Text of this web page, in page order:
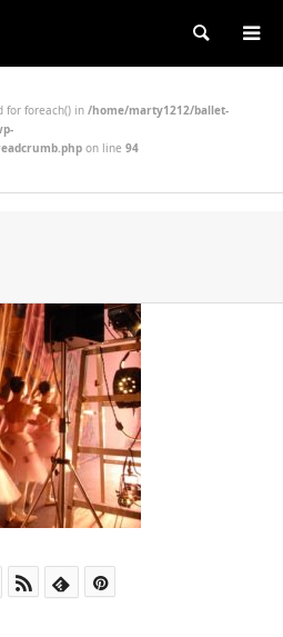
検索
for foreach() in /home/marty1212/ballet-
on line 94